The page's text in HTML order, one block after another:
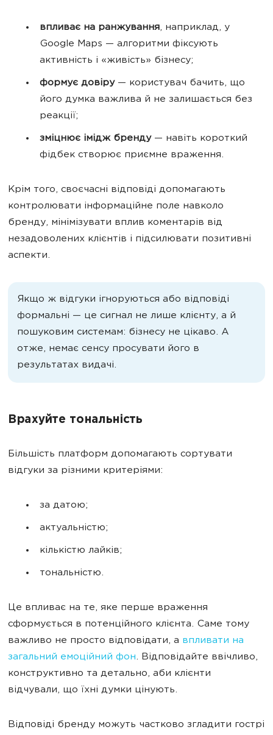
впливає на ранжування, наприклад, у
Google Maps — алгоритми фіксують
активність і «живість» бізнесу;
формує довіру— користувач бачить, що
його думка важлива й не залишається без
реакції;
зміцнює імідж бренду— навіть короткий
фідбек створює приємне враження.
Крім того, своєчасні відповіді допомагають
контролювати інформаційне поле навколо
бренду, мінімізувати вплив коментарів від
незадоволених клієнтів і підсилювати позитивні
аспекти.
Якщо ж відгуки ігноруються або відповіді
формальні — це сигнал не лише клієнту, а й
пошуковим системам: бізнесу не цікаво. А
отже, немає сенсу просувати його в
результатах видачі.
Врахуйте тональність
Більшість платформ допомагають сортувати
відгуки за різними критеріями:
за датою;
актуальністю;
кількістю лайків;
тональністю.
Це впливає на те, яке перше враження
сформується в потенційного клієнта. Саме тому
важливо не просто відповідати, а впливати на
загальний емоційний фон. Відповідайте ввічливо,
конструктивно та детально, аби клієнти
відчували, що їхні думки цінують.
Відповіді бренду можуть частково згладити гострі